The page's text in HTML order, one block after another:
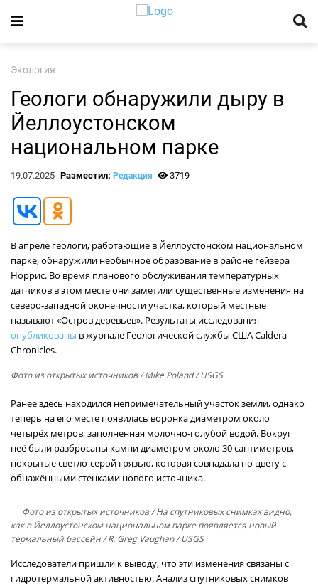
Экология
Геологи обнаружили дыру в
Йеллоустонском
национальном парке
19.07.2025 Разместил: Редакция 3719
В апреле геологи, работающие в Йеллоустонском национальном
парке, обнаружили необычное образование в районе гейзера
Норрис. Во время планового обслуживания температурных
датчиков в этом месте они заметили существенные изменения на
северо-западной оконечности участка, который местные
называют «Остров деревьев». Результаты исследования
опубликованы в журнале Геологической службы США Caldera
Chronicles.
Фото из открытых источников/ Mike Poland / USGS
Ранее здесь находился непримечательный участок земли, однако
теперь на его месте появилась воронка диаметром около
четырёх метров, заполненная молочно-голубой водой. Вокруг
неё были разбросаны камни диаметром около 30 сантиметров,
покрытые светло-серой грязью, которая совпадала по цвету с
обнажёнными стенками нового источника.
Фото из открытых источников/ На спутниковых снимках видно,
как в Йеллоустонском национальном парке появляется новый
термальный бассейн / R. Greg Vaughan / USGS
Исследователи пришли к выводу, что эти изменения связаны с
гидротермальной активностью. Анализ спутниковых снимков